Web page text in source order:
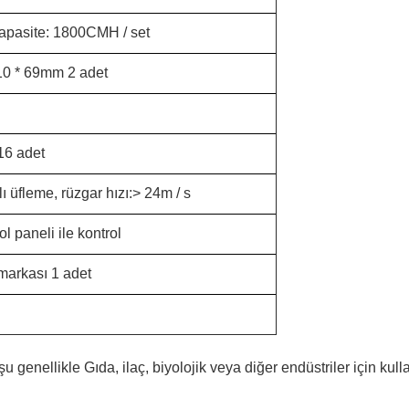
1800CMH / set
* 69mm 2 adet
adet
üfleme, rüzgar hızı:> 24m / s
paneli ile kontrol
1 adet
genellikle Gıda, ilaç, biyolojik veya diğer endüstriler için